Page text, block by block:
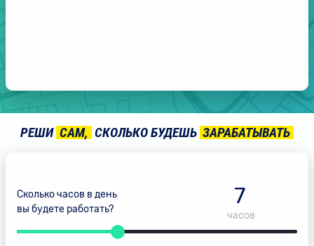
РЕШИ CАМ, СКОЛЬКО БУДЕШЬ ЗАРАБАТЫВАТЬ
Сколько часов в день
вы будете работать?
7
часов